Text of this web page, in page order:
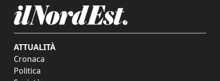
ATTUALITÀ
Cronaca
Politica